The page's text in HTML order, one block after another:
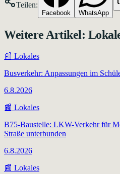
Teilen:
Facebook WhatsApp
Weitere Artikel:
📰 Lokales
Busverkehr: Anpassungen im
6.8.2026
📰 Lokales
B75-Baustelle: LKW-Verkehr für
Straße unterbunden
6.8.2026
📰 Lokales